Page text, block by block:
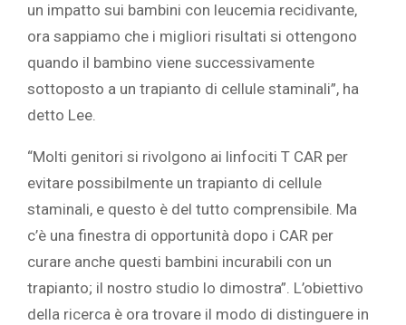
un impatto sui bambini con leucemia recidivante,
ora sappiamo che i migliori risultati si ottengono
quando il bambino viene successivamente
sottoposto a un trapianto di cellule staminali”, ha
detto Lee.
“Molti genitori si rivolgono ai linfociti T CAR per
evitare possibilmente un trapianto di cellule
staminali, e questo è del tutto comprensibile. Ma
c’è una finestra di opportunità dopo i CAR per
curare anche questi bambini incurabili con un
trapianto; il nostro studio lo dimostra”. L’obiettivo
della ricerca è ora trovare il modo di distinguere in